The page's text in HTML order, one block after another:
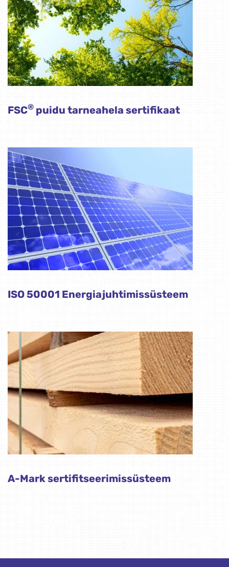
FSC® puidu tarneahela sertifikaat
ISO 50001 Energiajuhtimissüsteem
A-Mark sertifitseerimissüsteem